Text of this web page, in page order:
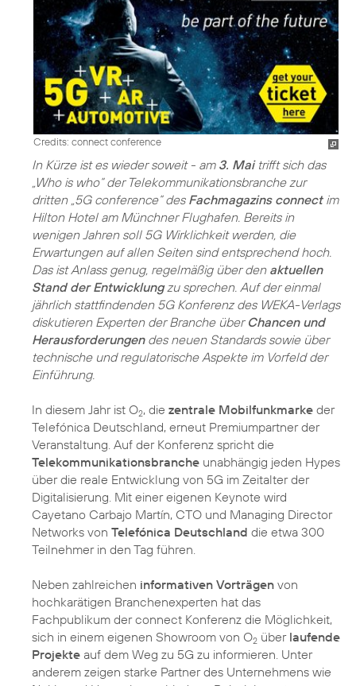
Credits: connect conference
In Kürze ist es wieder soweit - am 3. Maitrifft sich das
„Who is who“ der Telekommunikationsbranche zur
dritten „5G conference“ des Fachmagazins connectim
Hilton Hotel am Münchner Flughafen. Bereits in
wenigen Jahren soll 5G Wirklichkeit werden, die
Erwartungen auf allen Seiten sind entsprechend hoch.
Das ist Anlass genug, regelmäßig über den aktuellen
Stand der Entwicklungzu sprechen. Auf der einmal
jährlich stattfindenden 5G Konferenz des WEKA-Verlags
diskutieren Experten der Branche über Chancen und
Herausforderungendes neuen Standards sowie über
technische und regulatorische Aspekte im Vorfeld der
Einführung.
In diesem Jahr ist O2, die zentrale Mobilfunkmarke der
Telefónica Deutschland, erneut Premiumpartner der
Veranstaltung. Auf der Konferenz spricht die
Telekommunikationsbranche unabhängig jeden Hypes
über die reale Entwicklung von 5G im Zeitalter der
Digitalisierung. Mit einer eigenen Keynote wird
Cayetano Carbajo Martín, CTO und Managing Director
Networks von Telefónica Deutschland die etwa 300
Teilnehmer in den Tag führen.
Neben zahlreichen informativen Vorträgen von
hochkarätigen Branchenexperten hat das
Fachpublikum der connect Konferenz die Möglichkeit,
sich in einem eigenen Showroom von O2 über laufende
Projekte auf dem Weg zu 5G zu informieren. Unter
anderem zeigen starke Partner des Unternehmens wie